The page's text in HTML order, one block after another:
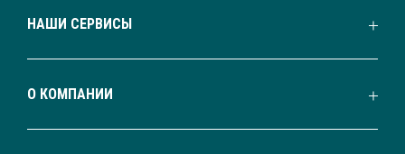
НАШИ СЕРВИСЫ
О КОМПАНИИ